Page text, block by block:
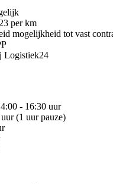
per km
mogelijkheid tot vast
Logistiek24
- 16:30 uur
(1 uur pauze)